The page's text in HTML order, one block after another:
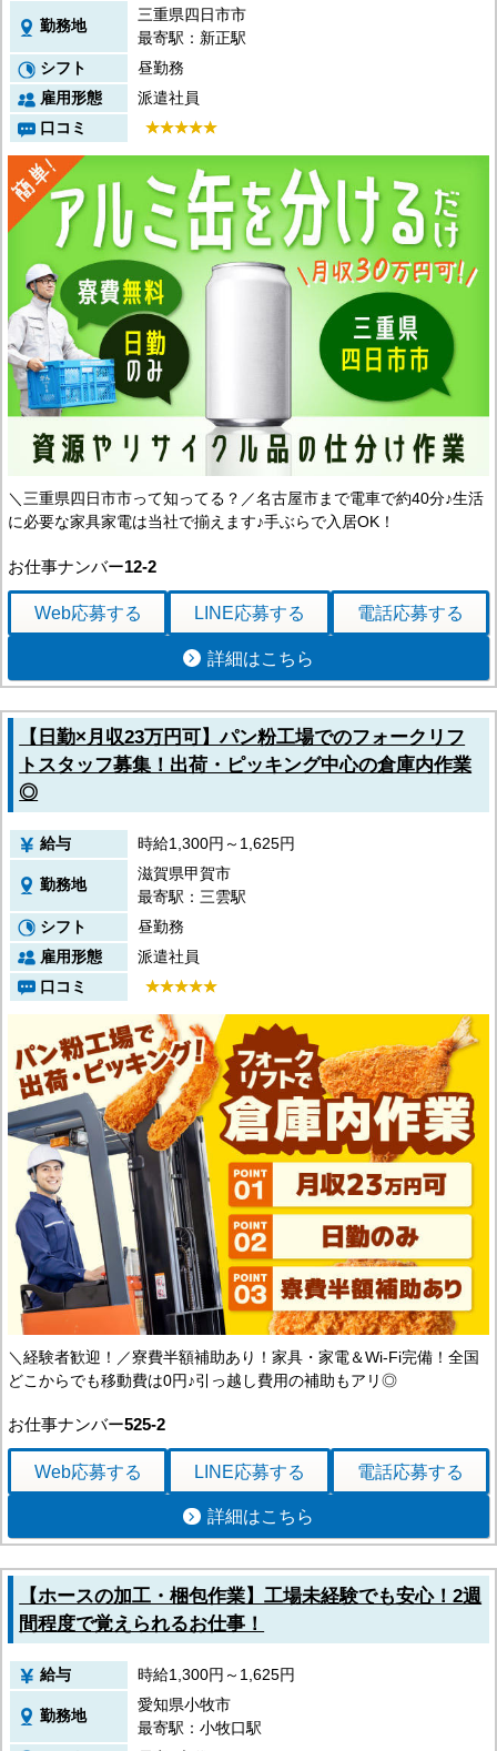
勤務地
三重県四日市市
最寄駅：新正駅
シフト
昼勤務
雇用形態
派遣社員
口コミ
＼三重県四日市市って知ってる？／名古屋市まで電車で約40分♪生活
に必要な家具家電は当社で揃えます♪手ぶらで入居OK！
お仕事ナンバー12-2
Web応募する LINE応募する 電話応募する
詳細はこちら
【日勤×月収23万円可】パン粉工場でのフォークリフ
トスタッフ募集！出荷・ピッキング中心の倉庫内作業
◎
給与 時給1,300円～1,625円
勤務地
滋賀県甲賀市
最寄駅：三雲駅
シフト
昼勤務
雇用形態
派遣社員
口コミ
＼経験者歓迎！／寮費半額補助あり！家具・家電＆Wi-Fi完備！全国
どこからでも移動費は0円♪引っ越し費用の補助もアリ◎
お仕事ナンバー525-2
Web応募する LINE応募する 電話応募する
詳細はこちら
【ホースの加工・梱包作業】工場未経験でも安心！2週
間程度で覚えられるお仕事！
給与 時給1,300円～1,625円
勤務地
愛知県小牧市
最寄駅：小牧口駅